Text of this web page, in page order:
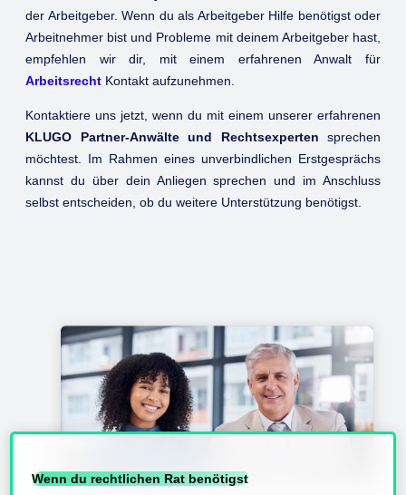
der Arbeitgeber. Wenn du als Arbeitgeber Hilfe benötigst oder
Arbeitnehmer bist und Probleme mit deinem Arbeitgeber hast,
empfehlen wir dir, mit einem erfahrenen Anwalt für
Arbeitsrecht Kontakt aufzunehmen.
Kontaktiere uns jetzt, wenn du mit einem unserer erfahrenen
KLUGO Partner-Anwälte und Rechtsexperten sprechen
möchtest. Im Rahmen eines unverbindlichen Erstgesprächs
kannst du über dein Anliegen sprechen und im Anschluss
selbst entscheiden, ob du weitere Unterstützung benötigst.
Wenn du rechtlichen Rat benötigst